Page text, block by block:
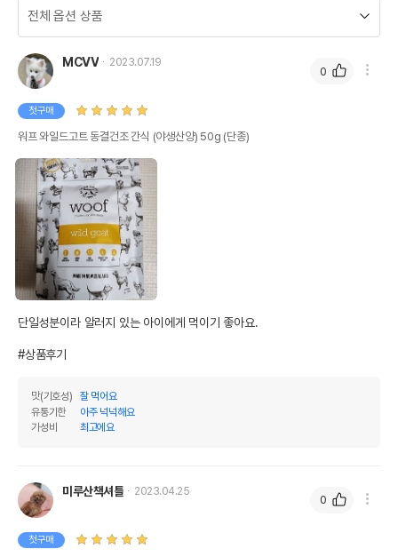
MCVV 2023.07.19
첫구매
워프 와일드고트 동결건조 간식 (야생산양) 50g (단종)
단일성분이라 알러지 있는 아이에게 먹이기 좋아요.
#상품후기
맛(기호성)
잘 먹어요
유통기한
아주 넉넉해요
가성비
최고에요
0
미루산책셔틀 2023.04.25
첫구매
0